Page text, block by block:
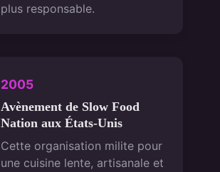
plus responsable.
2005
Avènement de Slow Food
Nation aux États-Unis
Cette organisation milite pour
une cuisine lente, artisanale et